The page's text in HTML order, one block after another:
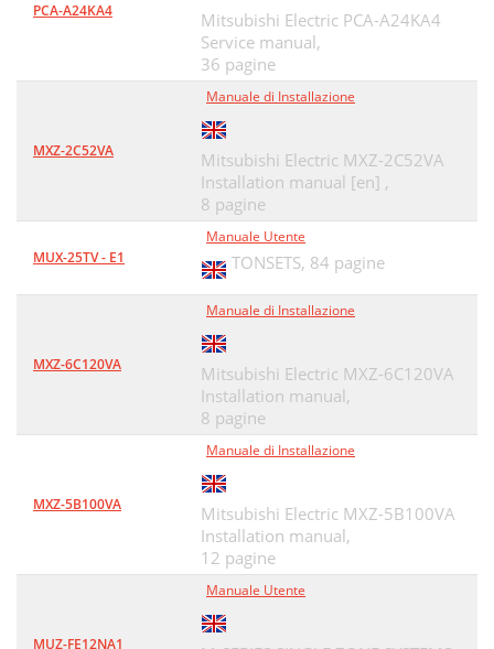
PCA-A24KA4
Mitsubishi Electric PCA-A24KA4
Service manual,
36 pagine
MXZ-2C52VA
Manuale di Installazione
Mitsubishi Electric MXZ-2C52VA
Installation manual [en] ,
8 pagine
MUX-25TV - E1
Manuale Utente
TONSETS, 84 pagine
MXZ-6C120VA
Manuale di Installazione
Mitsubishi Electric MXZ-6C120VA
Installation manual,
8 pagine
MXZ-5B100VA
Manuale di Installazione
Mitsubishi Electric MXZ-5B100VA
Installation manual,
12 pagine
MUZ-FE12NA1
Manuale Utente